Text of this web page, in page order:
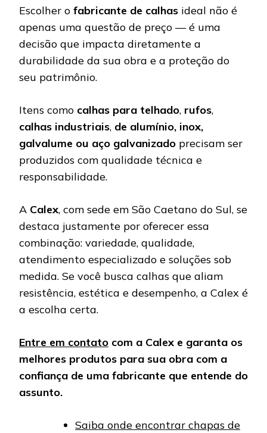
Escolher o fabricante de calhas ideal não é
apenas uma questão de preço — é uma
decisão que impacta diretamente a
durabilidade da sua obra e a proteção do
seu patrimônio.
Itens como calhas para telhado, rufos,
calhas industriais, de alumínio, inox,
galvalume ou aço galvanizado precisam ser
produzidos com qualidade técnica e
responsabilidade.
A Calex, com sede em São Caetano do Sul, se
destaca justamente por oferecer essa
combinação: variedade, qualidade,
atendimento especializado e soluções sob
medida. Se você busca calhas que aliam
resistência, estética e desempenho, a Calex é
a escolha certa.
Entre em contato com a Calex e garanta os
melhores produtos para sua obra com a
confiança de uma fabricante que entende do
assunto.
Saiba onde encontrar chapas de